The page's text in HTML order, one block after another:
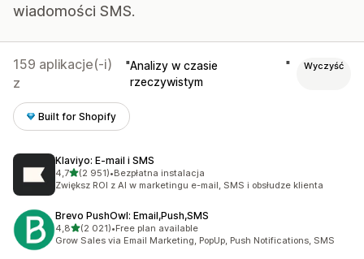
wiadomości SMS.
159 aplikacje(-i)
z
Analizy w czasie
rzeczywistym
Wyczyść
Built for Shopify
Klaviyo: E‑mail i SMS
4,7na 5 gwiazdek
(2 951)
Łączna liczba recenzji: 2951
•Bezpłatna instalacja
Zwiększ ROI z AI w marketingu e-mail, SMS i obsłudze klienta
Brevo PushOwl: Email,Push,SMS
4,8na 5 gwiazdek
(2 021)
Łączna liczba recenzji: 2021
•Free plan available
Grow Sales via Email Marketing, PopUp, Push Notifications, SMS